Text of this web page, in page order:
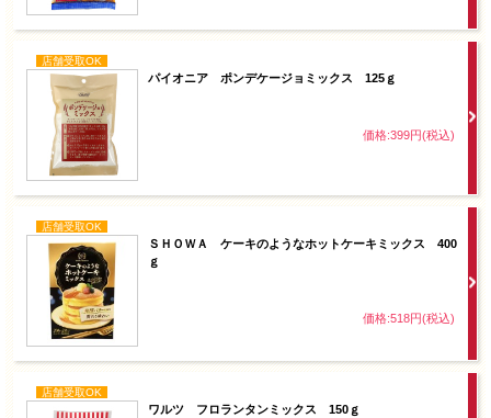
店舗受取OK
パイオニア ポンデケージョミックス 125ｇ
価格:399円(税込)
店舗受取OK
ＳＨＯＷＡ ケーキのようなホットケーキミックス 400
ｇ
価格:518円(税込)
店舗受取OK
ワルツ フロランタンミックス 150ｇ